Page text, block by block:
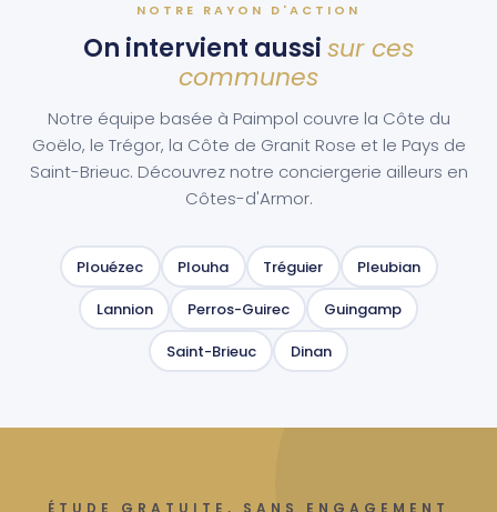
NOTRE RAYON D'ACTION
On intervient aussisur ces
communes
Notre équipe basée à Paimpol couvre la Côte du
Goëlo, le Trégor, la Côte de Granit Rose et le Pays de
Saint-Brieuc. Découvrez notre conciergerie ailleurs en
Côtes-d'Armor.
Plouézec Plouha Tréguier
Pleubian
Lannion
Perros-Guirec
Guingamp
Saint-Brieuc
Dinan
ÉTUDE GRATUITE, SANS ENGAGEMENT